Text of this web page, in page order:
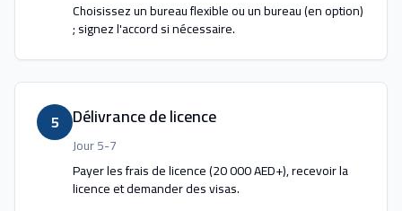
Choisissez un bureau flexible ou un bureau (en option)
; signez l'accord si nécessaire.
5 Délivrance de licence
Jour 5-7
Payer les frais de licence (20 000 AED+), recevoir la
licence et demander des visas.